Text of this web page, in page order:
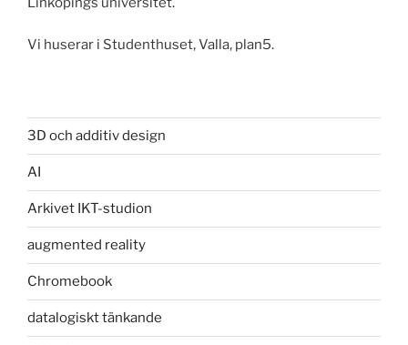
Vi huserar i Studenthuset, Valla, plan5.
3D och additiv design
AI
Arkivet IKT-studion
augmented reality
Chromebook
datalogiskt tänkande